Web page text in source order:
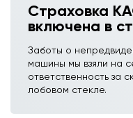
Страховка
включена в
Заботы о
машины мы взяли на
ответственность за
лобовом стекле.